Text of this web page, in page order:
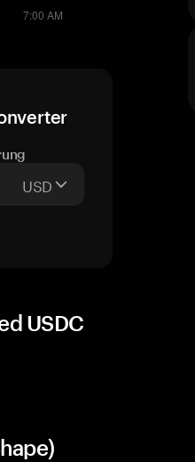
USD
USDC